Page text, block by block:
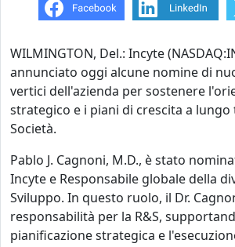
WILMINGTON, Del.: Incyte
annunciato oggi alcune nomine di
vertici dell'azienda per sostenere
strategico e i piani di crescita a
Società.
Pablo J. Cagnoni, M.D., è stato
Incyte e Responsabile globale della
Sviluppo. In questo ruolo, il Dr.
responsabilità per la R&S,
pianificazione strategica e